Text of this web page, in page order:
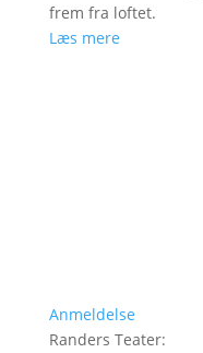
frem fra loftet.
Læs mere
Anmeldelse
Randers Teater: